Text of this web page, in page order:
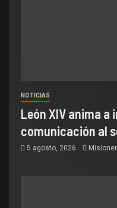
NOTICIAS
León XIV anima a
comunicación al
5 agosto, 2026